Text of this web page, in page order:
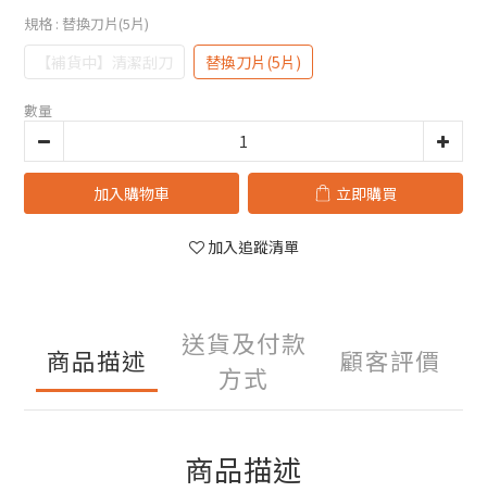
規格 : 替換刀片(5片)
【補貨中】清潔刮刀 替換刀片(5片)
數量
加入購物車 立即購買
加入追蹤清單
商品描述
送貨及付款
方式
顧客評價
商品描述